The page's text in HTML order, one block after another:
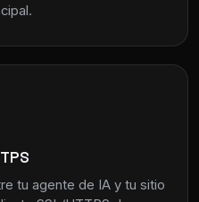
tu agente de IA y tu sitio